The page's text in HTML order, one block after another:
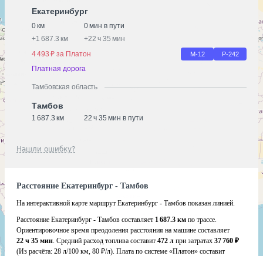
Екатеринбург
0 км
0 мин в пути
+1 687.3 км +22 ч 35 мин
4 493 ₽ за Платон
М-12 Р-242
Платная дорога
Тамбовская область
Тамбов
1 687.3 км 22 ч 35 мин в пути
Нашли ошибку?
Расстояние Екатеринбург - Тамбов
На интерактивной карте маршрут Екатеринбург - Тамбов показан линией.
Расстояние Екатеринбург - Тамбов составляет 1 687.3 км по трассе.
Ориентировочное время преодоления расстояния на машине составляет
22 ч 35 мин. Средний расход топлива составит 472 л при затратах 37 760 ₽
(Из расчёта: 28 л/100 км, 80 ₽/л). Плата по системе «Платон» составит